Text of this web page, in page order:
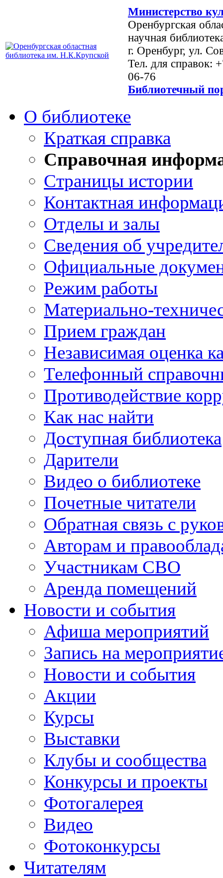
Министерство
Оренбургская
научная
г. Оренбург, ул.
Тел. для справок:
06-76
Библиотечный
О библиотеке
Краткая справка
Справочная
Страницы истории
Контактная
Отделы и залы
Сведения об
Официальные
Режим работы
Материально-
Прием граждан
Независимая оценка
Телефонный
Противодействие
Как нас найти
Доступная библиотека
Дарители
Видео о библиотеке
Почетные читатели
Обратная связь с
Авторам и
Участникам СВО
Аренда помещений
Новости и события
Афиша мероприятий
Запись на
Новости и события
Акции
Курсы
Выставки
Клубы и сообщества
Конкурсы и проекты
Фотогалерея
Видео
Фотоконкурсы
Читателям